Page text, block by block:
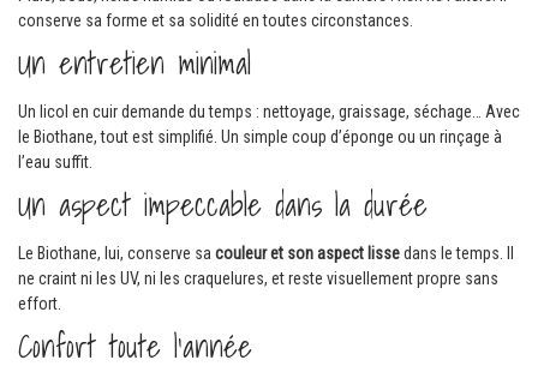
conserve sa forme et sa solidité en toutes circonstances.
Un entretien minimal
Un licol en cuir demande du temps : nettoyage, graissage, séchage… Avec
le Biothane, tout est simplifié. Un simple coup d’éponge ou un rinçage à
l’eau suffit.
Un aspect impeccable dans la durée
Le Biothane, lui, conserve sa couleur et son aspect lissedans le temps. Il
ne craint ni les UV, ni les craquelures, et reste visuellement propre sans
effort.
Confort toute l’année